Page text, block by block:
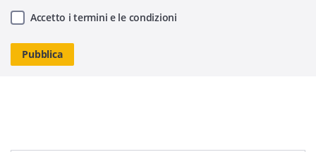
Accetto i termini e le condizioni